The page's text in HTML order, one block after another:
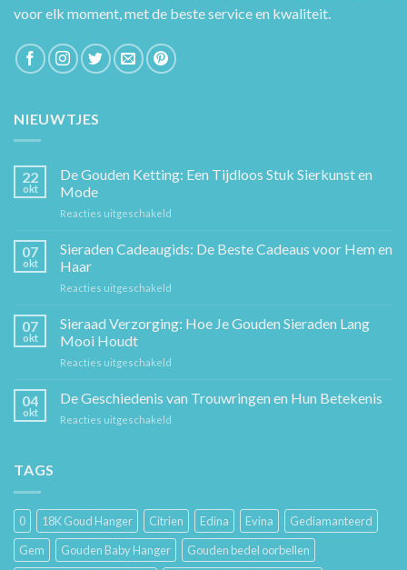
voor elk moment, met de beste service en kwaliteit.
NIEUWTJES
22
okt
De Gouden Ketting: Een Tijdloos Stuk Sierkunst en
Mode
Reacties uitgeschakeld
Gouden
Sierkunst
07
okt
Sieraden Cadeaugids: De Beste Cadeaus voor Hem en
Haar
Reacties uitgeschakeld
Cadeaugids:
De
Hem
07
okt
Sieraad Verzorging: Hoe Je Gouden Sieraden Lang
Mooi Houdt
Reacties uitgeschakeld
Verzorging:
04
okt
De Geschiedenis van Trouwringen en Hun Betekenis
Reacties uitgeschakeld
Hun
Betekenis
TAGS
0 18K Goud Hanger Citrien Edina Evina
Gediamanteerd
Gem
Gouden Baby Hanger
Gouden bedel oorbellen